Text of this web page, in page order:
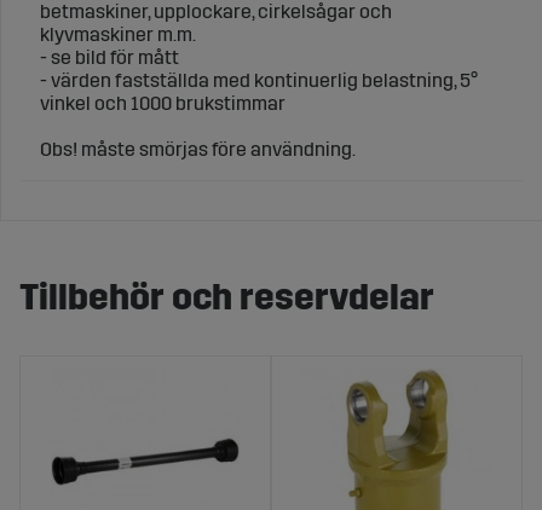
betmaskiner, upplockare, cirkelsågar och
klyvmaskiner m.m.
- se bild för mått
- värden fastställda med kontinuerlig belastning, 5°
vinkel och 1000 brukstimmar
Obs! måste smörjas före användning.
Tillbehör och reservdelar